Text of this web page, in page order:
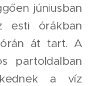
júniusban
esti órákban
át tart. A
partoldalban
a víz